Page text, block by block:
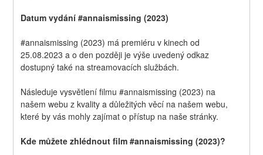
Datum vydání #annaismissing (2023)
#annaismissing (2023) má premiéru v kinech od
25.08.2023 a o den později je výše uvedený odkaz
dostupný také na streamovacích službách.
Následuje vysvětlení filmu #annaismissing (2023) na
našem webu z kvality a důležitých věcí na našem webu,
které by vás mohly zajímat o přístup na naše stránky.
Kde můžete zhlédnout film #annaismissing (2023)?